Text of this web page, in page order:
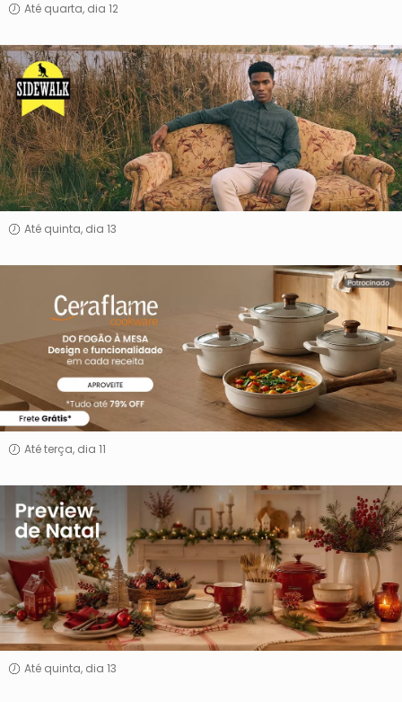
Até quarta, dia 12
Side
Walk
Até quinta, dia 13
Até terça, dia 11
Preview
de
Natal
Até quinta, dia 13